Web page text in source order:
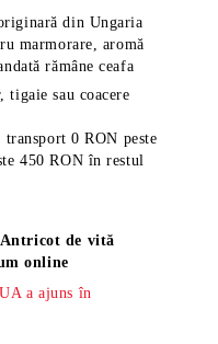
din Ungaria
marmorare, aromă
rămâneceafa
tigaie sau coacere
0 RON peste
450 RON în restul
de vită
online
a ajuns în